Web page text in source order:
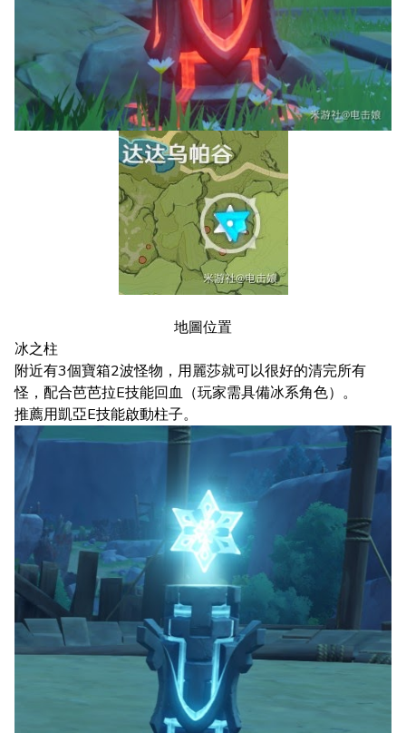
地圖位置
冰之柱
附近有3個寶箱2波怪物，用麗莎就可以很好的清完所有
怪，配合芭芭拉E技能回血（玩家需具備冰系角色）。
推薦用凱亞E技能啟動柱子。